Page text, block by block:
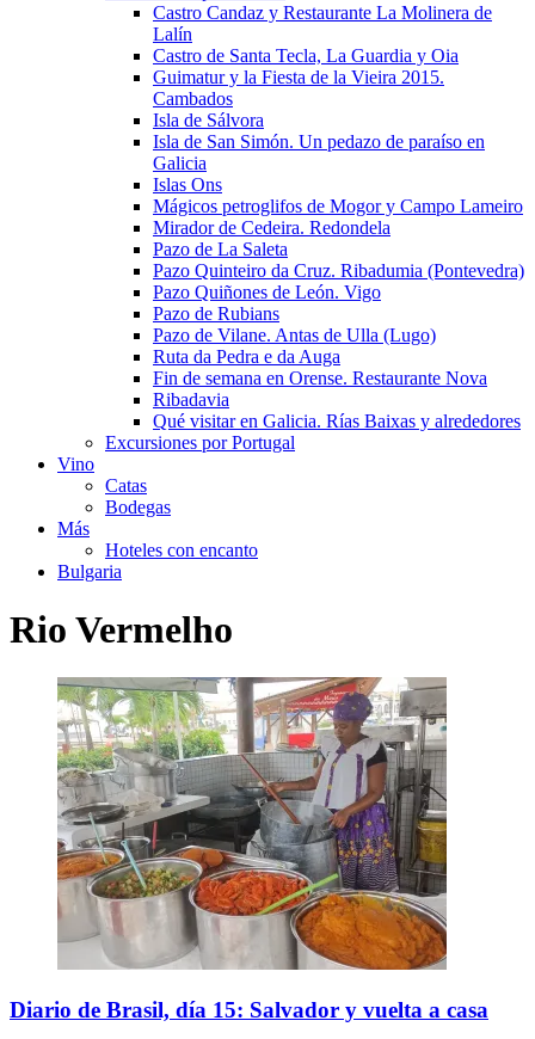
Castro Candaz y Restaurante La Molinera de
Lalín
Castro de Santa Tecla, La Guardia y Oia
Guimatur y la Fiesta de la Vieira 2015.
Cambados
Isla de Sálvora
Isla de San Simón. Un pedazo de paraíso en
Galicia
Islas Ons
Mágicos petroglifos de Mogor y Campo Lameiro
Mirador de Cedeira. Redondela
Pazo de La Saleta
Pazo Quinteiro da Cruz. Ribadumia (Pontevedra)
Pazo Quiñones de León. Vigo
Pazo de Rubians
Pazo de Vilane. Antas de Ulla (Lugo)
Ruta da Pedra e da Auga
Fin de semana en Orense. Restaurante Nova
Ribadavia
Qué visitar en Galicia. Rías Baixas y alrededores
Excursiones por Portugal
Vino
Catas
Bodegas
Más
Hoteles con encanto
Bulgaria
Rio Vermelho
Diario de Brasil, día 15: Salvador y vuelta a casa